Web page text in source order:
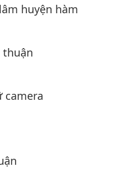
huyện hàm
thuận